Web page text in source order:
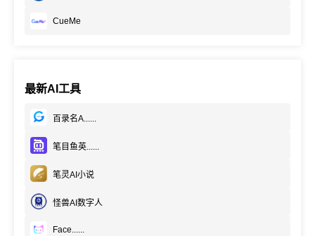
CueMe
最新AI工具
百录名A......
笔目鱼英......
笔灵AI小说
怪兽AI数字人
Face......